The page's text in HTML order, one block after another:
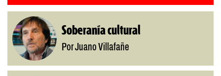
Soberanía cultural
Por Juano Villafañe